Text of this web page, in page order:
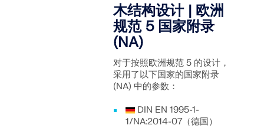
木结构设计 | 欧洲
规范 5 国家附录
(NA)
对于按照欧洲规范 5 的设计，
采用了以下国家的国家附录
(NA) 中的参数：
DIN EN 1995-1-
1/NA:2014-07（德国）